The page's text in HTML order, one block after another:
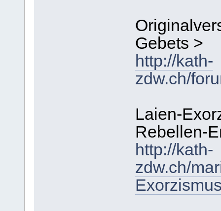
Gebets >
http://kath-
zdw.ch/
Laien-
Rebellen-
http://kath-
zdw.ch/